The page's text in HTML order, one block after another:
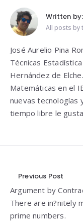
Written by:
All posts by
José Aurelio Pina
Técnicas
Hernández de
Matemáticas en el
nuevas tecnologías
tiempo libre le
Navegación
de
entradas
Previous Post
Argument by
There are in?nitely
prime numbers.